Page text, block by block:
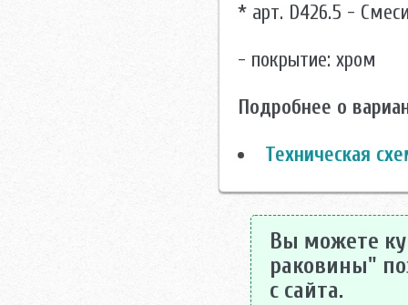
* арт. D426.5 -
- покрытие: хром
Подробнее о
Техническая
Вы можете
раковины"
с сайта.